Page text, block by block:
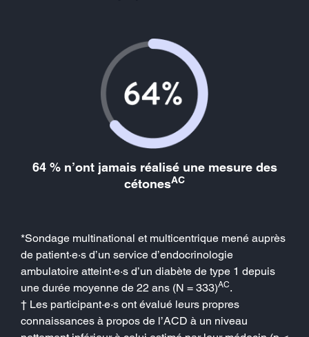
64 % n’ont jamais réalisé une mesure des
cétonesAC
*Sondage multinational et multicentrique mené auprès
de patient·e·s d’un service d’endocrinologie
ambulatoire atteint·e·s d’un diabète de type 1 depuis
une durée moyenne de 22 ans (N = 333)AC.
† Les participant·e·s ont évalué leurs propres
connaissances à propos de l’ACD à un niveau